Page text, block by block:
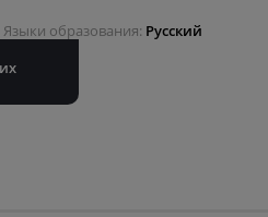
Языки образования Русский